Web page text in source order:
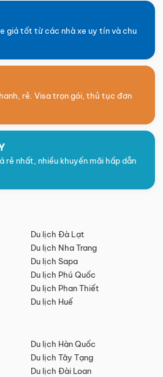
giá tốt từ các nhà xe uy tín và chu
rẻ. Visa trọn gói, thủ tục đơn
rẻ nhất, nhiều khuyến mãi hấp dẫn
Du lịch Đà Lạt
Du lịch Nha Trang
Du lịch Sapa
Du lịch Phú Quốc
Du lịch Phan Thiết
Du lịch Huế
Du lịch Hàn Quốc
Du lịch Tây Tạng
Du lịch Đài Loan